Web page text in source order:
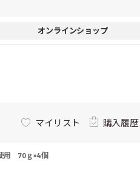
オンラインショップ
マイリスト 購入履歴
用 70ｇ×4個